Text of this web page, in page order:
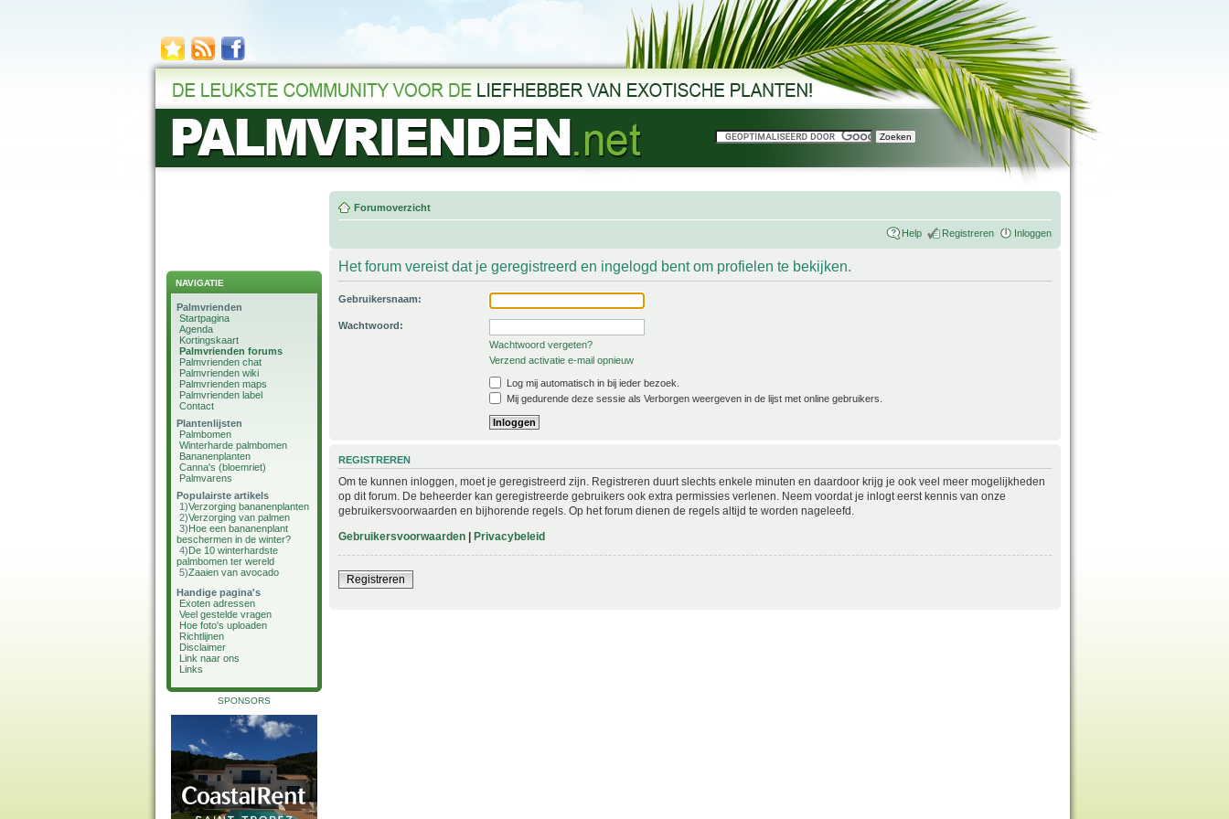
NAVIGATIE
Palmvrienden
Startpagina
Agenda
Kortingskaart
Palmvrienden forums
Palmvrienden chat
Palmvrienden wiki
Palmvrienden maps
Palmvrienden label
Contact
Plantenlijsten
Palmbomen
Winterharde palmbomen
Bananenplanten
Canna's (bloemriet)
Palmvarens
Populairste artikels
1)Verzorging bananenplanten
2)Verzorging van palmen
3)Hoe een bananenplant
beschermen in de winter?
4)De 10 winterhardste
palmbomen ter wereld
5)Zaaien van avocado
Handige pagina's
Exoten adressen
Veel gestelde vragen
Hoe foto's uploaden
Richtlijnen
Disclaimer
Link naar ons
Links
SPONSORS
Forumoverzicht
Help Registreren Inloggen
Het forum vereist dat je geregistreerd en ingelogd bent om profielen te bekijken.
Gebruikersnaam:
Wachtwoord:
Wachtwoord vergeten?
Verzend activatie e-mail opnieuw
Log mij automatisch in bij ieder bezoek.
Mij gedurende deze sessie als Verborgen weergeven in de lijst met online gebruikers.
REGISTREREN
Om te kunnen inloggen, moet je geregistreerd zijn. Registreren duurt slechts enkele minuten en daardoor krijg je ook veel meer mogelijkheden
op dit forum. De beheerder kan geregistreerde gebruikers ook extra permissies verlenen. Neem voordat je inlogt eerst kennis van onze
gebruikersvoorwaarden en bijhorende regels. Op het forum dienen de regels altijd te worden nageleefd.
Gebruikersvoorwaarden | Privacybeleid
Registreren